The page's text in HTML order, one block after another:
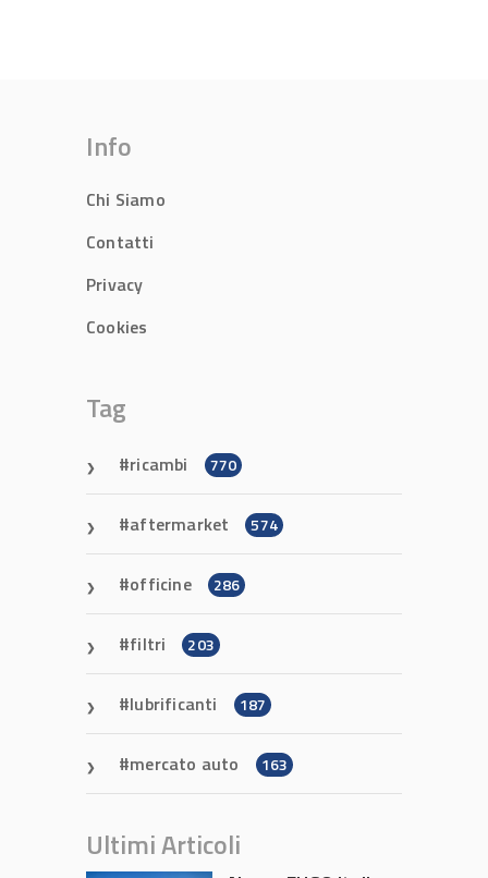
Info
Chi Siamo
Contatti
Privacy
Cookies
Tag
ricambi 770
aftermarket 574
officine 286
filtri 203
lubrificanti 187
mercato auto 163
Ultimi Articoli